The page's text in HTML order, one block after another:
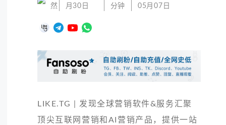
然
月30日
分钟
05月07日
LIKE.TG | 发现全球营销软件&服务汇聚
顶尖互联网营销和AI营销产品，提供一站